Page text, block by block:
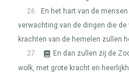
26
En het hart van de
verwachting van de dingen die
krachten van de hemelen zullen
27
En dan zullen zij de
wolk, met grote kracht en